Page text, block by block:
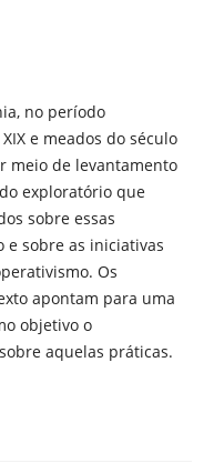
no período
e meados do século
meio de levantamento
exploratório que
sobre essas
e sobre as iniciativas
Os
apontam para uma
objetivo o
aquelas práticas.